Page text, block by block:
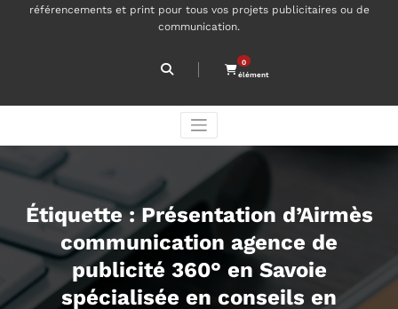
référencements et print pour tous vos projets publicitaires ou de
communication.
0
élément
Étiquette : Présentation d’Airmès
communication agence de
publicité 360° en Savoie
spécialisée en conseils en